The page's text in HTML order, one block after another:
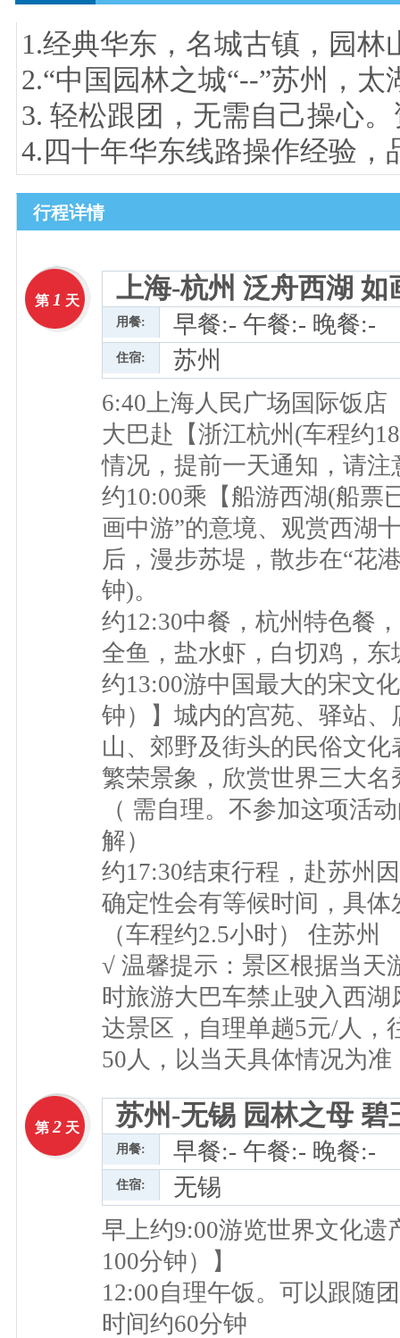
1.经典华东，名城古镇，园林
2.“中国园林之城“--”苏州，
3. 轻松跟团，无需自己操心
4.四十年华东线路操作经验，
行程详情
第 1 天 上海-杭州 泛舟西湖 如
用餐: 早餐:- 午餐:- 晚餐:-
住宿:
苏州
6:40上海人民广场国际饭店
大巴赴【浙江杭州(车程约
情况，提前一天通知，请
约10:00乘【船游西湖(船票
画中游”的意境、观赏西
后，漫步苏堤，散步在“花
钟)。
约12:30中餐，杭州特色餐
全鱼，盐水虾，白切鸡，
约13:00游中国最大的宋文
钟）】城内的宫苑、驿站
山、郊野及街头的民俗文
繁荣景象，欣赏世界三大
（ 需自理。不参加这项活
解）
约17:30结束行程，赴苏州
确定性会有等候时间，具
（车程约2.5小时） 住苏州
√ 温馨提示：景区根据当天
时旅游大巴车禁止驶入西
达景区，自理单趟5元/人，
50人，以当天具体情况为准
第 2 天 苏州-无锡 园林之母 碧
用餐: 早餐:- 午餐:- 晚餐:-
住宿:
无锡
早上约9:00游览世界文化
100分钟）】
12:00自理午饭。可以跟随
时间约60分钟